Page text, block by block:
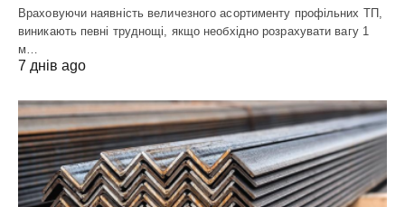
Враховуючи наявність величезного асортименту профільних ТП,
виникають певні труднощі, якщо необхідно розрахувати вагу 1
м…
7 днів ago